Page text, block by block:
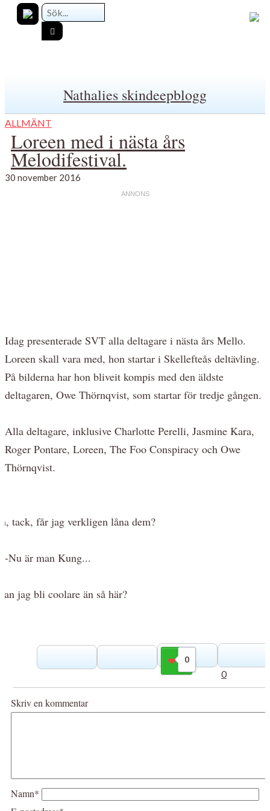
Nathalies skindeepblogg
ALLMÄNT
Loreen med i nästa års
Melodifestival.
30 november 2016
Idag presenterade SVT alla deltagare i nästa års Mello.
Loreen skall vara med, hon startar i Skellefteås deltävling.
På bilderna har hon bliveit kompis med den äldste
deltagaren, Owe Thörnqvist, som startar för tredje gången.
Alla deltagare, inklusive Charlotte Perelli, Jasmine Kara,
Roger Pontare, Loreen, The Foo Conspiracy och Owe
Thörnqvist.
tack, får jag verkligen låna dem?
-Nu är man Kung...
jag bli coolare än så här?
0
Gilla
0
Skriv en kommentar
Namn*